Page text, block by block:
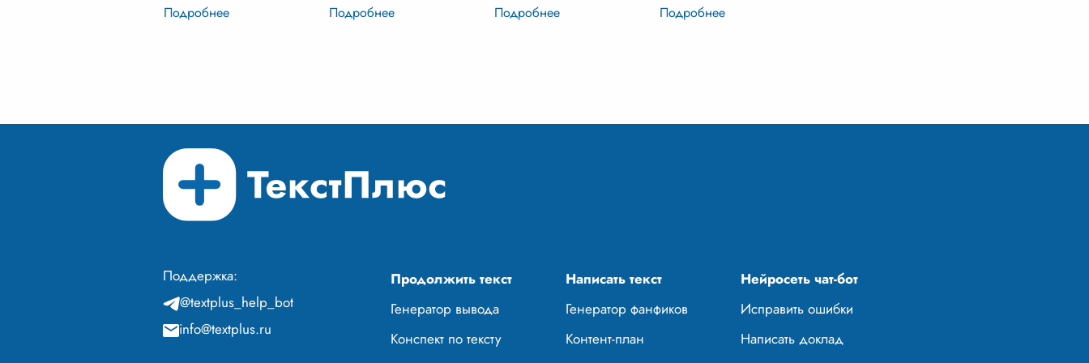
убеждений и поступков. Быть определяющая уровень наполненный любовью, свою незаменимую
Поддержка:
@textplus_help_bot
info@textplus.ru
Продолжить текст Написать текст
Нейросеть чат-бот
Генератор вывода
Генератор фанфиков
Исправить ошибки
Конспект по тексту
Контент-план
Написать доклад